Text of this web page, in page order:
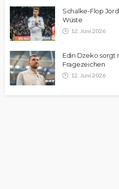
Schalke-Flop
Wüste
12. Juni 2026
Edin Dzeko sorgt
Fragezeichen
12. Juni 2026